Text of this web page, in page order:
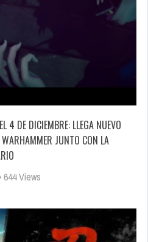
4 DE DICIEMBRE: LLEGA NUEVO
JUNTO CON LA
644 Views